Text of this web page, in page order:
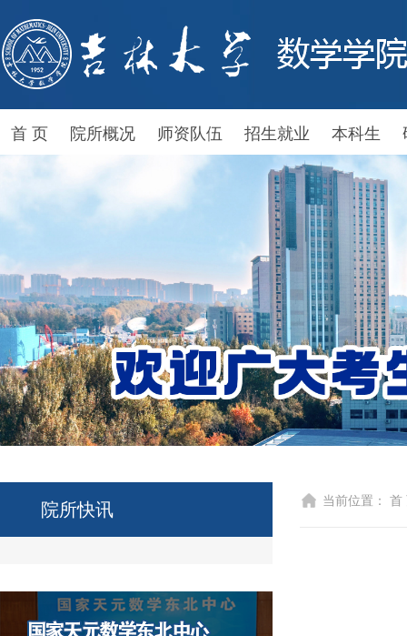
首 页 院所概况 师资队伍 招生就业 本科生
院所快讯 当前位置： 首